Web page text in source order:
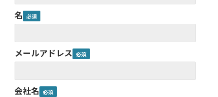
名
メールアドレス
会社名